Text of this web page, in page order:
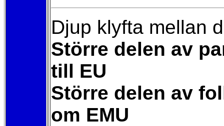
Djup klyfta mellan
Större delen av
till EU
Större delen av
om EMU